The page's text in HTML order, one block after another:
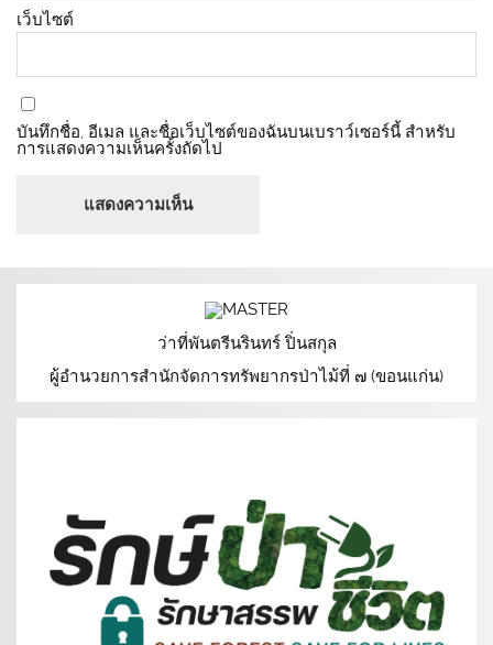
เว็บไซต์
บันทึกชื่อ, อีเมล และชื่อเว็บไซต์ของฉันบนเบราว์เซอร์นี้ สำหรับ
การแสดงความเห็นครั้งถัดไป
ว่าที่พันตรีนรินทร์ ปิ่นสกุล
ผู้อำนวยการสำนักจัดการทรัพยากรป่าไม้ที่ ๗ (ขอนแก่น)